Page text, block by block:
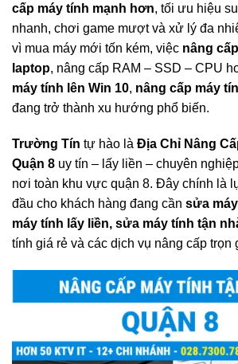
cấp máy tính mạnh hơn, tối ưu hiệu
nhanh, chơi game mượt và xử lý đa
vì mua máy mới tốn kém, việc nâng
laptop, nâng cấp RAM – SSD – CPU
máy tính lên Win 10, nâng cấp máy
đang trở thành xu hướng phổ biến.
Trường Tín tự hào là Địa Chỉ Nâng
Quận 8 uy tín – lấy liền – chuyên
nơi toàn khu vực quận 8. Đây chính là
đầu cho khách hàng đang cần sửa
máy tính lấy liền, sửa máy tính tận
tính giá rẻ và các dịch vụ nâng cấp trọn